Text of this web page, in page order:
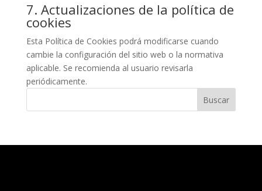
7. Actualizaciones de la política de
cookies
Esta Política de Cookies podrá modificarse cuando
cambie la configuración del sitio web o la normativa
aplicable. Se recomienda al usuario revisarla
periódicamente.
Buscar